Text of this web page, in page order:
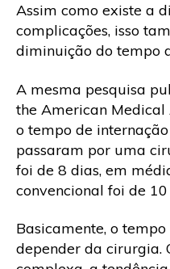
Assim como existe a
complicações, isso
diminuição do tempo
A mesma pesquisa
the American Medical
o tempo de
passaram por uma
foi de 8 dias, em
convencional foi de 10
Basicamente, o
depender da cirurgia.